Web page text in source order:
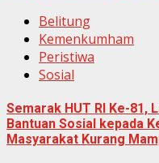
Belitung
Kemenkumham
Peristiwa
Sosial
Semarak HUT RI Ke-81,
Bantuan Sosial kepada
Masyarakat Kurang